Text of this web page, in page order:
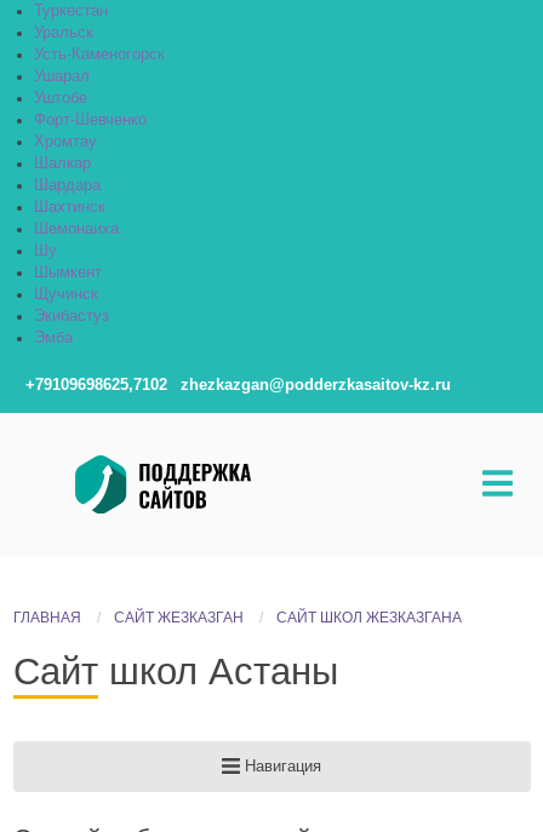
Туркестан
Уральск
Усть-Каменогорск
Ушарал
Уштобе
Форт-Шевченко
Хромтау
Шалкар
Шардара
Шахтинск
Шемонаиха
Шу
Шымкент
Щучинск
Экибастуз
Эмба
+79109698625,7102 zhezkazgan@podderzkasaitov-kz.ru
ГЛАВНАЯ САЙТ ЖЕЗКАЗГАН САЙТ ШКОЛ ЖЕЗКАЗГАНА
Сайт школ Астаны
Навигация